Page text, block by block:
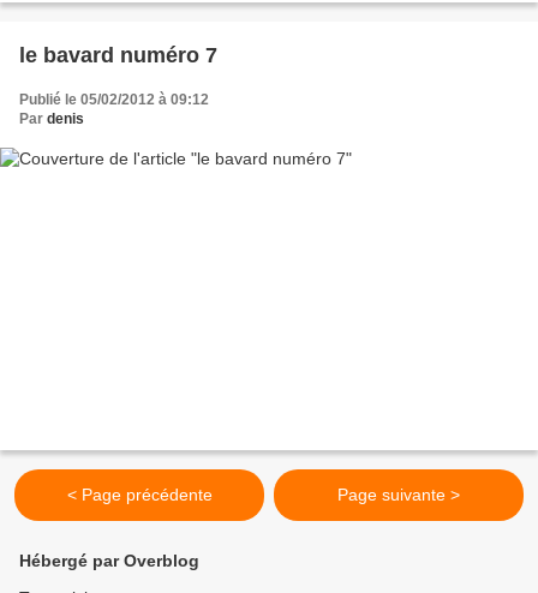
le bavard numéro 7
Publié le 05/02/2012 à 09:12
Par denis
< Page précédente Page suivante >
Hébergé par Overblog